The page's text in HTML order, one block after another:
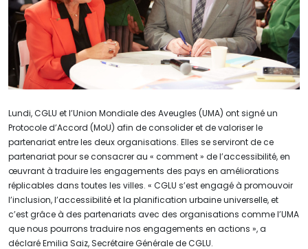
Lundi, CGLU et l’Union Mondiale des Aveugles (UMA) ont signé un
Protocole d’Accord (MoU) afin de consolider et de valoriser le
partenariat entre les deux organisations. Elles se serviront de ce
partenariat pour se consacrer au « comment » de l’accessibilité, en
œuvrant à traduire les engagements des pays en améliorations
réplicables dans toutes les villes. « CGLU s’est engagé à promouvoir
l’inclusion, l’accessibilité et la planification urbaine universelle, et
c’est grâce à des partenariats avec des organisations comme l’UMA
que nous pourrons traduire nos engagements en actions », a
déclaré Emilia Saiz, Secrétaire Générale de CGLU.